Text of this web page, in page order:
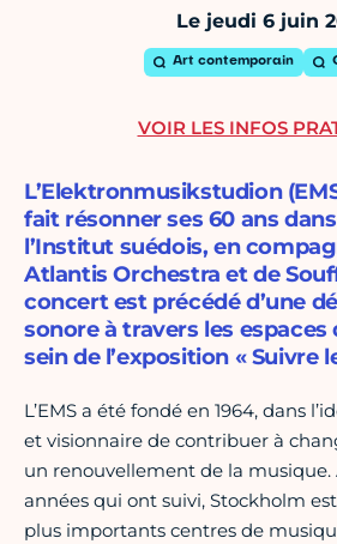
Le jeudi 6 juin
Art contemporain
L’Elektronmusikstudion
fait résonner ses 60 ans
l’Institut suédois, en
Atlantis Orchestra et de
concert est précédé d’une
sonore à travers les espaces
sein de l’exposition « Suivre
L’EMS a été fondé en 1964, dans
et visionnaire de contribuer à
un renouvellement de la musique.
années qui ont suivi, Stockholm
plus importants centres de
VOIR LES INFOS